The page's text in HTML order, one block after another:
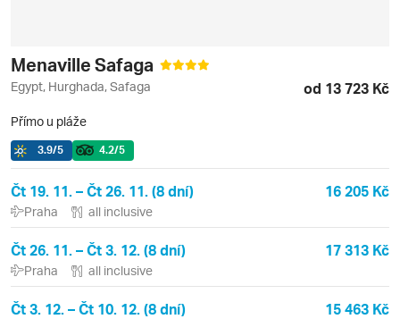
Menaville Safaga
Egypt, Hurghada, Safaga od 13 723 Kč
Přímo u pláže
3.9/5 4.2/5
Čt 19. 11. – Čt 26. 11. (8 dní) 16 205 Kč
Praha all inclusive
Čt 26. 11. – Čt 3. 12. (8 dní) 17 313 Kč
Praha all inclusive
Čt 3. 12. – Čt 10. 12. (8 dní) 15 463 Kč